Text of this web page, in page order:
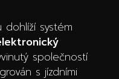
systém
společností
s jízdními